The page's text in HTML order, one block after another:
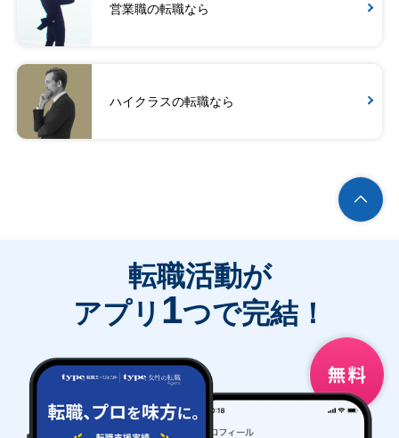
営業職の転職なら
ハイクラスの転職なら
転職活動が
アプリ 1つで完結！